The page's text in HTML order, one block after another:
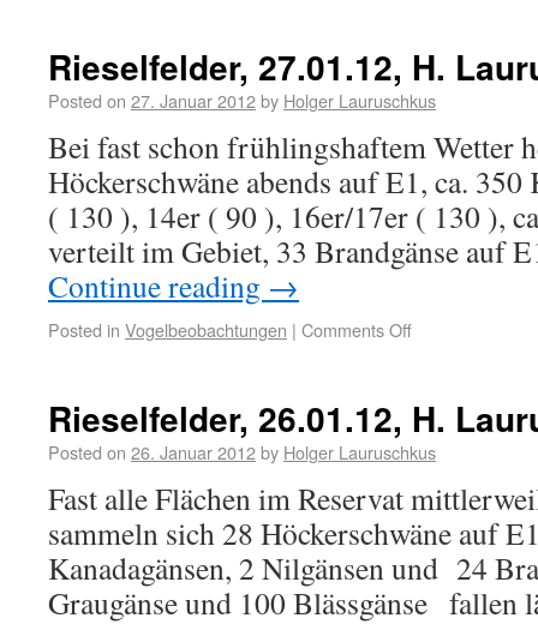
Rieselfelder, 27.01.12, H.
Posted on 27. Januar 2012by Holger Lauruschkus
Bei fast schon frühlingshaftem Wetter
Höckerschwäne abends auf E1, ca. 350
( 130 ), 14er ( 90 ), 16er/17er ( 130 ),
verteilt im Gebiet, 33 Brandgänse auf
Continue reading →
Posted in Vogelbeobachtungen | Comments Off
Rieselfelder, 26.01.12, H.
Posted on 26. Januar 2012by Holger Lauruschkus
Fast alle Flächen im Reservat
sammeln sich 28 Höckerschwäne auf
Kanadagänsen, 2 Nilgänsen und 24
Graugänse und 100 Blässgänse fallen